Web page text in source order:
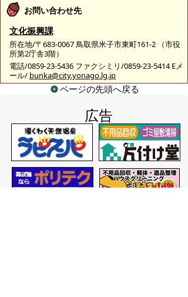
お問い合わせ先
文化振興課
所在地/〒683-0067 鳥取県米子市東町161-2 （市役
所第2庁舎3階）
電話/0859-23-5436 ファクシミリ/0859-23-5414 Eメ
ール/ bunka@city.yonago.lg.jp
ページの先頭へ戻る
広告